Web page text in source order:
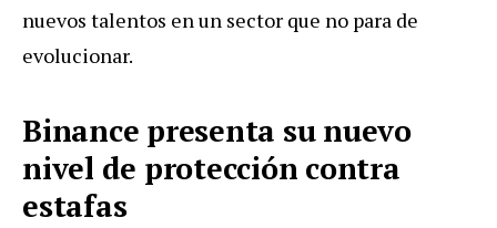
nuevos talentos en un sector que no para de
evolucionar.
Binance presenta su nuevo
nivel de protección contra
estafas